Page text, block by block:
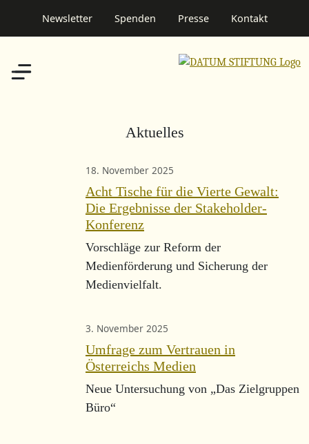
Newsletter Spenden Presse Kontakt
Aktuelles
18. November 2025
Acht Tische für die Vierte Gewalt:
Die Ergebnisse der Stakeholder-
Konferenz
Vorschläge zur Reform der
Medienförderung und Sicherung der
Medienvielfalt.
3. November 2025
Umfrage zum Vertrauen in
Österreichs Medien
Neue Untersuchung von „Das Zielgruppen
Büro“